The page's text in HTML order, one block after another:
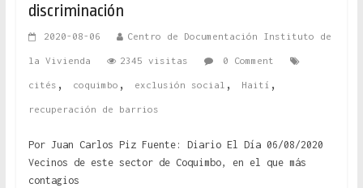
discriminación
2020-08-06 Centro de Documentación Instituto de
la Vivienda 2345 visitas 0 Comment
cités , coquimbo , exclusión social , Haití ,
recuperación de barrios
Por Juan Carlos Piz Fuente: Diario El Día 06/08/2020
Vecinos de este sector de Coquimbo, en el que más
contagios